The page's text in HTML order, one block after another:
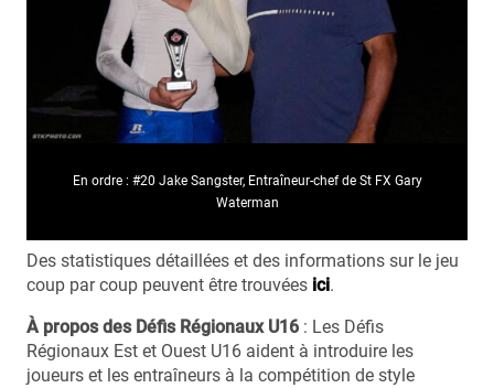
En ordre : #20 Jake Sangster, Entraîneur-chef de St FX Gary
Waterman
Des statistiques détaillées et des informations sur le jeu
coup par coup peuvent être trouvées ici.
À propos des Défis Régionaux U16 : Les Défis
Régionaux Est et Ouest U16 aident à introduire les
joueurs et les entraîneurs à la compétition de style